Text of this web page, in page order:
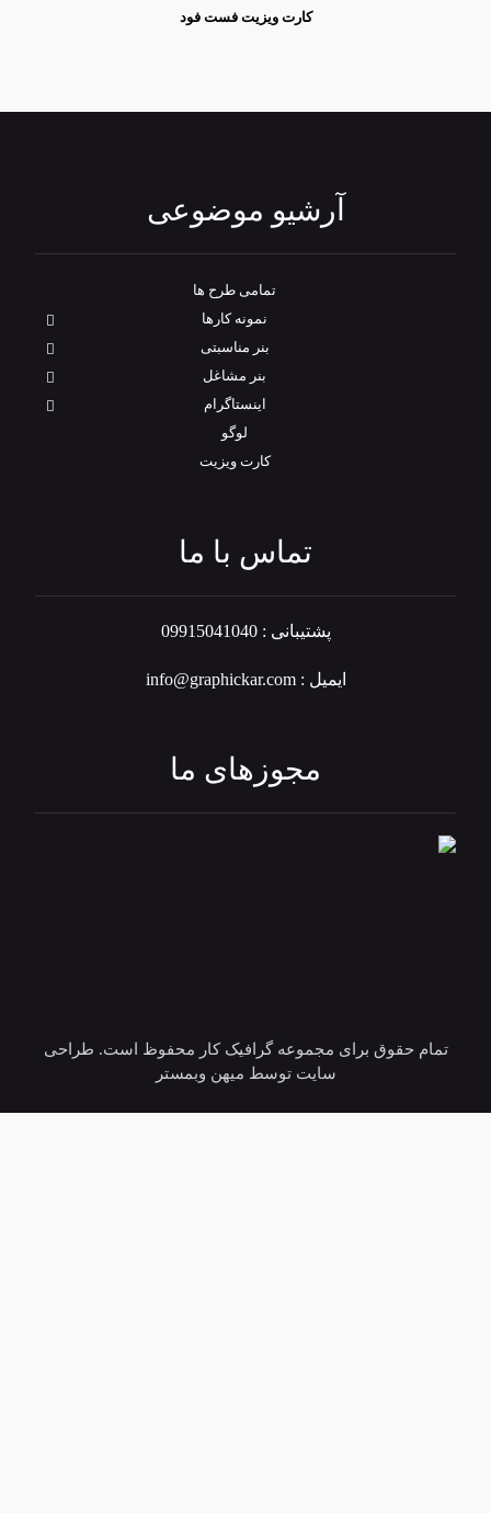
کارت ویزیت فست فود
آرشیو موضوعی
تمامی طرح‌ ها
نمونه کارها
بنر مناسبتی
بنر مشاغل
اینستاگرام
لوگو
کارت ویزیت
تماس با ما
پشتیبانی : 09915041040
ایمیل : info@graphickar.com
مجوزهای ما
تمام حقوق برای مجموعه گرافیک کار محفوظ است. طراحی
سایت توسط میهن وبمستر